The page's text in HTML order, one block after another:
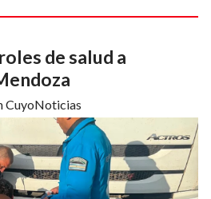
de salud a
CuyoNoticias